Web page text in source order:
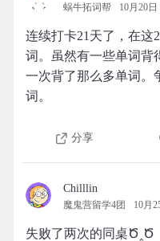
蜗牛拓词帮 10月20
连续打卡21天了，在这
词。虽然有一些单词背
一次背了那么多单词。
词。
分享
Chilllin
魔鬼营留学4团 10月
失败了两次的同桌Ծ‸Ծ